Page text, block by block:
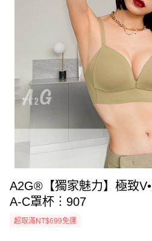
A2G®【獨家魅力】極致
A-C罩杯︙907
超取滿NT$699免運